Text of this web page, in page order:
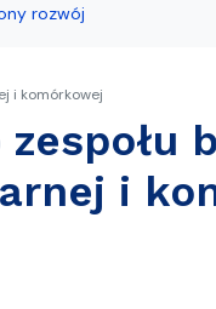
dla studentów i
rozwój
i komórkowej
i